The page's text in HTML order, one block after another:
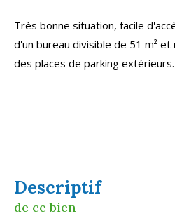
Très bonne situation, facile
d'un bureau divisible de 51 m² et
des places de parking extérieurs.
descriptif
de ce bien